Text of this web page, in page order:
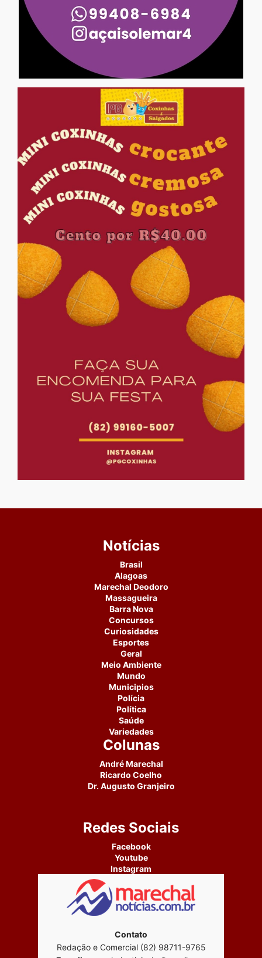
Notícias
Brasil
Alagoas
Marechal Deodoro
Massagueira
Barra Nova
Concursos
Curiosidades
Esportes
Geral
Meio Ambiente
Mundo
Municipios
Polícia
Política
Saúde
Variedades
Colunas
André Marechal
Ricardo Coelho
Dr. Augusto Granjeiro
Redes Sociais
Facebook
Youtube
Instagram
Contato
Redação e Comercial (82) 98711-9765